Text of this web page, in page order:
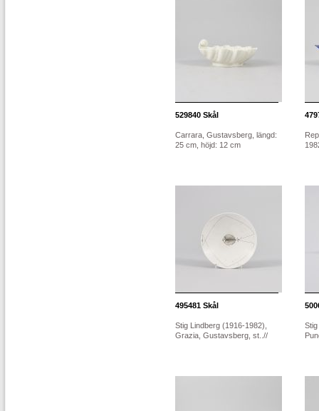
529840 Skål
Carrara, Gustavsberg, längd:
25 cm, höjd: 12 cm
495481 Skål
Stig Lindberg (1916-1982),
Grazia, Gustavsberg, st..//